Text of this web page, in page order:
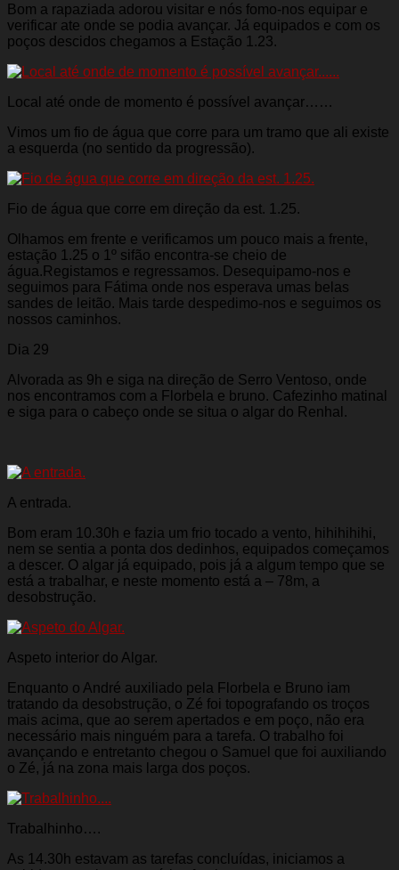
Bom a rapaziada adorou visitar e nós fomo-nos equipar e
verificar ate onde se podia avançar. Já equipados e com os
poços descidos chegamos a Estação 1.23.
Local até onde de momento é possível avançar……
Vimos um fio de água que corre para um tramo que ali existe
a esquerda (no sentido da progressão).
Fio de água que corre em direção da est. 1.25.
Olhamos em frente e verificamos um pouco mais a frente,
estação 1.25 o 1º sifão encontra-se cheio de
água.Registamos e regressamos. Desequipamo-nos e
seguimos para Fátima onde nos esperava umas belas
sandes de leitão. Mais tarde despedimo-nos e seguimos os
nossos caminhos.
Dia 29
Alvorada as 9h e siga na direção de Serro Ventoso, onde
nos encontramos com a Florbela e bruno. Cafezinho matinal
e siga para o cabeço onde se situa o algar do Renhal.
A entrada.
Bom eram 10.30h e fazia um frio tocado a vento, hihihihihi,
nem se sentia a ponta dos dedinhos, equipados começamos
a descer. O algar já equipado, pois já a algum tempo que se
está a trabalhar, e neste momento está a – 78m, a
desobstrução.
Aspeto interior do Algar.
Enquanto o André auxiliado pela Florbela e Bruno iam
tratando da desobstrução, o Zé foi topografando os troços
mais acima, que ao serem apertados e em poço, não era
necessário mais ninguém para a tarefa. O trabalho foi
avançando e entretanto chegou o Samuel que foi auxiliando
o Zé, já na zona mais larga dos poços.
Trabalhinho….
As 14.30h estavam as tarefas concluídas, iniciamos a